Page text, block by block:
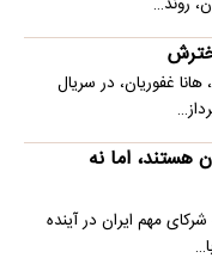
غفوریان، در سریال
هستند، اما نه
مهم ایران در آینده